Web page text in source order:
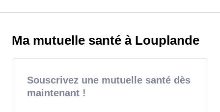
Ma mutuelle santé à Louplande
Souscrivez une mutuelle santé dès
maintenant !